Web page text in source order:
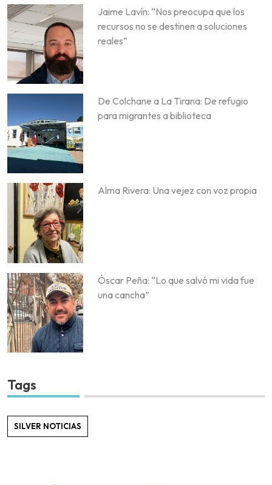
Jaime Lavín: “Nos preocupa que los
recursos no se destinen a soluciones
reales”
De Colchane a La Tirana: De refugio
para migrantes a biblioteca
Alma Rivera: Una vejez con voz propia
Óscar Peña: “Lo que salvó mi vida fue
una cancha”
Tags
SILVER NOTICIAS